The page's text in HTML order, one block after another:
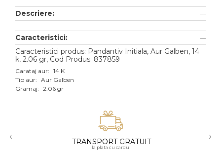
Accesorii
Aur galben
Aur alb
Aur roz
Descriere:
Caracteristici:
Caracteristici produs: Pandantiv Initiala, Aur Galben, 14
k, 2.06 gr, Cod Produs: 837859
Carataj aur: 14 K
Tip aur: Aur Galben
Gramaj: 2.06 gr
‹ TRANSPORT GRATUIT
la plata cu cardul
›